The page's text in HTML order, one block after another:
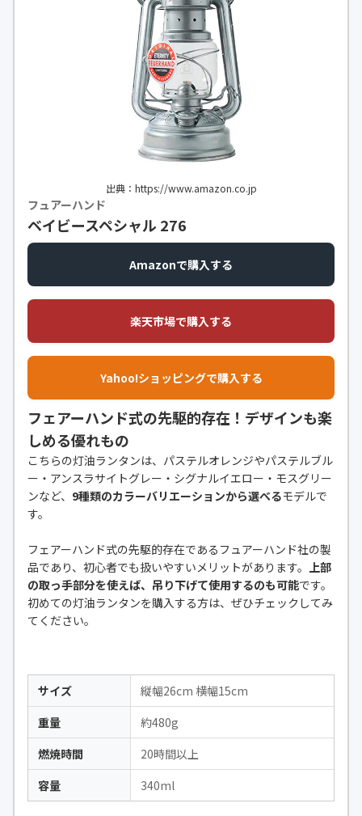
出典：https://www.amazon.co.jp
フュアーハンド
ベイビースペシャル 276
Amazonで購入する
楽天市場で購入する
Yahoo!ショッピングで購入する
フェアーハンド式の先駆的存在！デザインも楽
しめる優れもの
こちらの灯油ランタンは、パステルオレンジやパステルブル
ー・アンスラサイトグレー・シグナルイエロー・モスグリー
ンなど、 9種類のカラーバリエーションから選べるモデルで
す。
フェアーハンド式の先駆的存在であるフュアーハンド社の製
品であり、初心者でも扱いやすいメリットがあります。 上部
の取っ手部分を使えば、吊り下げて使用するのも可能です。
初めての灯油ランタンを購入する方は、ぜひチェックしてみ
てください。
サイズ
縦幅26cm 横幅15cm
重量
約480g
燃焼時間
20時間以上
容量
340ml